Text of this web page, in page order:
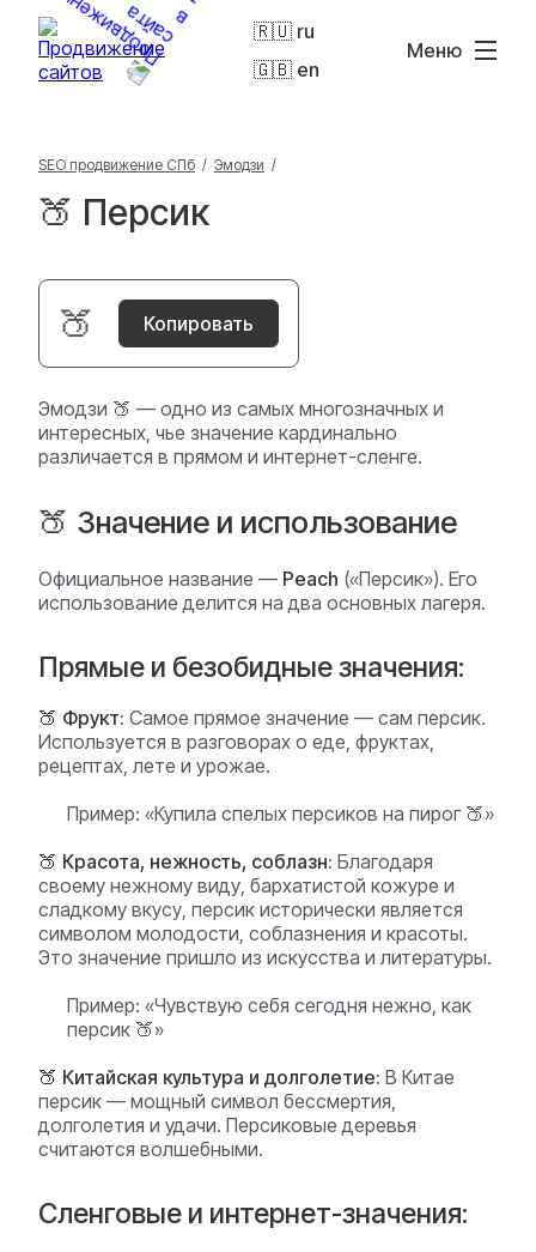
🇷🇺 ru
🇬🇧 en
Меню
SEO продвижение СПб / Эмодзи /
🍑 Персик
🍑 Копировать
Эмодзи 🍑 — одно из самых многозначных и
интересных, чье значение кардинально
различается в прямом и интернет-сленге.
🍑 Значение и использование
Официальное название — Peach («Персик»). Его
использование делится на два основных лагеря.
Прямые и безобидные значения:
🍑 Фрукт: Самое прямое значение — сам персик.
Используется в разговорах о еде, фруктах,
рецептах, лете и урожае.
Пример: «Купила спелых персиков на пирог 🍑»
🍑 Красота, нежность, соблазн: Благодаря
своему нежному виду, бархатистой кожуре и
сладкому вкусу, персик исторически является
символом молодости, соблазнения и красоты.
Это значение пришло из искусства и литературы.
Пример: «Чувствую себя сегодня нежно, как
персик 🍑»
🍑 Китайская культура и долголетие: В Китае
персик — мощный символ бессмертия,
долголетия и удачи. Персиковые деревья
считаются волшебными.
Сленговые и интернет-значения: